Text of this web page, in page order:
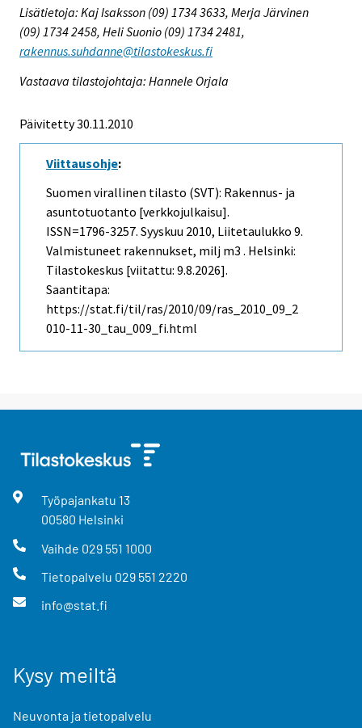
Lisätietoja: Kaj Isaksson (09) 1734 3633, Merja Järvinen
(09) 1734 2458, Heli Suonio (09) 1734 2481,
rakennus.suhdanne@tilastokeskus.fi
Vastaava tilastojohtaja: Hannele Orjala
Päivitetty 30.11.2010
Viittausohje:
Suomen virallinen tilasto (SVT): Rakennus- ja
asuntotuotanto [verkkojulkaisu].
ISSN=1796-3257. Syyskuu 2010, Liitetaulukko 9.
Valmistuneet rakennukset, milj m3 . Helsinki:
Tilastokeskus [viitattu: 9.8.2026].
Saantitapa:
https://stat.fi/til/ras/2010/09/ras_2010_09_2
010-11-30_tau_009_fi.html
Työpajankatu 13
00580 Helsinki
Vaihde 029 551 1000
Tietopalvelu 029 551 2220
info@stat.fi
Kysy meiltä
Neuvonta ja tietopalvelu